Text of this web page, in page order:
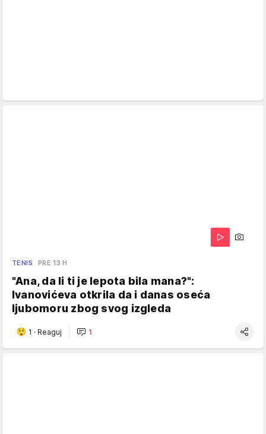
TENIS PRE 13 H
"Ana, da li ti je lepota bila mana?":
Ivanovićeva otkrila da i danas oseća
ljubomoru zbog svog izgleda
1 · Reaguj 1